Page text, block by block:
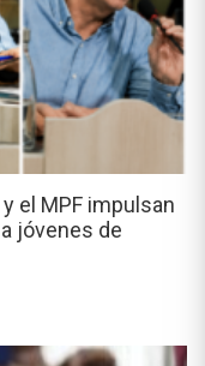
el MPF impulsan
jóvenes de